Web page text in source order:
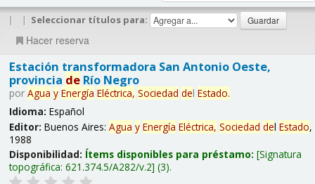
| | Seleccionar títulos para:
Hacer reserva
Estación transformadora San Antonio Oeste,
provincia deRío Negro
por Agua y Energía Eléctrica, Sociedad del Estado.
Idioma: Español
Editor: Buenos Aires: Agua y Energía Eléctrica, Sociedad del Estado,
1988
Disponibilidad: Ítems disponibles para préstamo: Signatura
topográfica: 621.374.5/A282/v.2 (3).